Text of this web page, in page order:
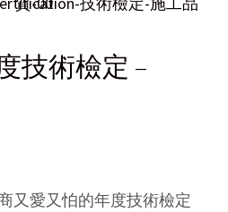
技術檢定 –
又愛又怕的年度技術檢定